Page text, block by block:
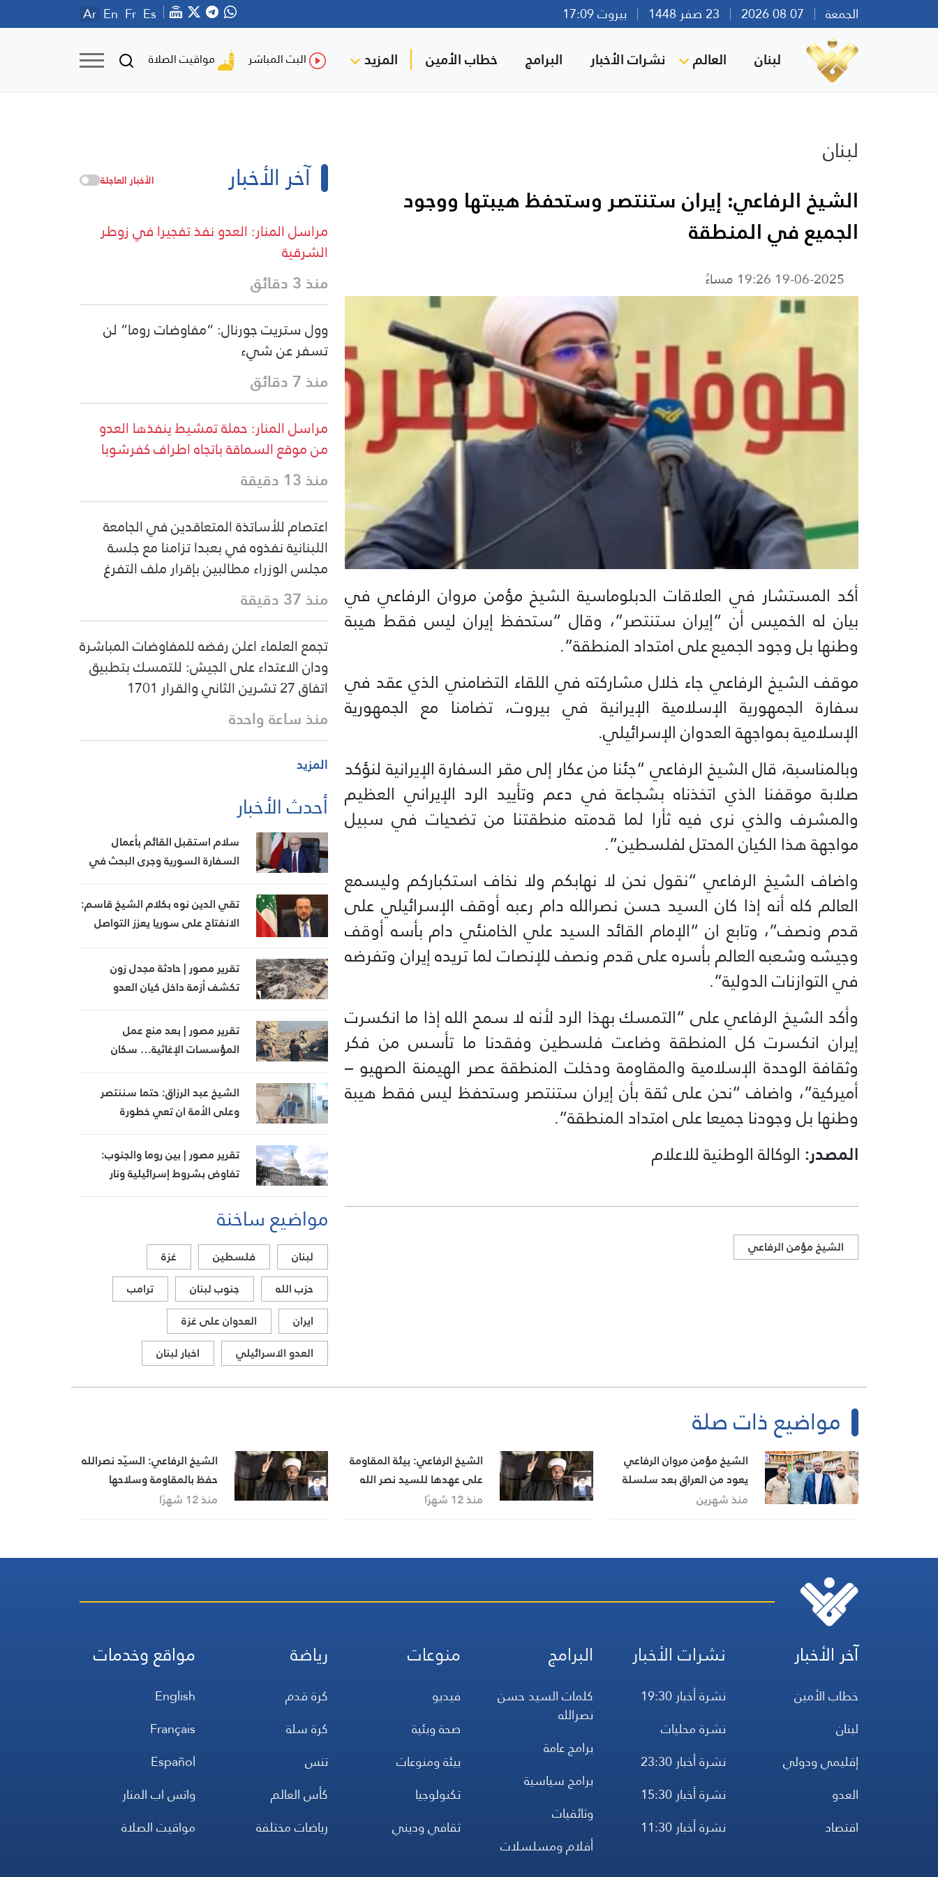
الجمعة بيروت 17:09 Ar En Fr Es
لبنان العالم نشرات الأخبار البرامج خطاب الأمين المزيد البث المباشر مواقيت الصلاة
لبنان
الشيخ الرفاعي: إيران ستنتصر وستحفظ هيبتها ووجود
الجميع في المنطقة
19-06-2025 19:26 مساءً
أكد المستشار في العلاقات الدبلوماسية الشيخ مؤمن مروان الرفاعي في
بيان له الخميس أن “إيران ستنتصر”، وقال “ستحفظ إيران ليس فقط هيبة
وطنها بل وجود الجميع على امتداد المنطقة”.
موقف الشيخ الرفاعي جاء خلال مشاركته في اللقاء التضامني الذي عقد في
سفارة الجمهورية الإسلامية الإيرانية في بيروت، تضامنا مع الجمهورية
الإسلامية بمواجهة العدوان الإسرائيلي.
وبالمناسبة، قال الشيخ الرفاعي “جئنا من عكار إلى مقر السفارة الإيرانية لنؤكد
صلابة موقفنا الذي اتخذناه بشجاعة في دعم وتأييد الرد الإيراني العظيم
والمشرف والذي نرى فيه ثأرا لما قدمته منطقتنا من تضحيات في سبيل
مواجهة هذا الكيان المحتل لفلسطين”.
واضاف الشيخ الرفاعي “نقول نحن لا نهابكم ولا نخاف استكباركم وليسمع
العالم كله أنه إذا كان السيد حسن نصرالله دام رعبه أوقف الإسرائيلي على
قدم ونصف”، وتابع ان “الإمام القائد السيد علي الخامنئي دام بأسه أوقف
وجيشه وشعبه العالم بأسره على قدم ونصف للإنصات لما تريده إيران وتفرضه
في التوازنات الدولية”.
وأكد الشيخ الرفاعي على “التمسك بهذا الرد لأنه لا سمح الله إذا ما انكسرت
إيران انكسرت كل المنطقة وضاعت فلسطين وفقدنا ما تأسس من فكر
وثقافة الوحدة الإسلامية والمقاومة ودخلت المنطقة عصر الهيمنة الصهيو –
أميركية”، واضاف “نحن على ثقة بأن إيران ستنتصر وستحفظ ليس فقط هيبة
وطنها بل وجودنا جميعا على امتداد المنطقة”.
المصدر: الوكالة الوطنية للاعلام
الشيخ مؤمن الرفاعي
آخر الأخبار الأخبار العاجلة
مراسل المنار: العدو نفذ تفجيرا في زوطر
الشرقية
منذ 3 دقائق
وول ستريت جورنال: “مفاوضات روما” لن
تسفر عن شيء
منذ 7 دقائق
مراسل المنار: حملة تمشيط ينفذها العدو
من موقع السماقة باتجاه اطراف كفرشوبا
منذ 13 دقيقة
اعتصام للأساتذة المتعاقدين في الجامعة
اللبنانية نفذوه في بعبدا تزامنا مع جلسة
مجلس الوزراء مطالبين بإقرار ملف التفرغ
منذ 37 دقيقة
تجمع العلماء اعلن رفضه للمفاوضات المباشرة
ودان الاعتداء على الجيش: للتمسك بتطبيق
اتفاق 27 تشرين الثاني والقرار 1701
منذ ساعة واحدة
المزيد
أحدث الأخبار
سلام استقبل القائم بأعمال
السفارة السورية وجرى البحث في
تقي الدين نوه بكلام الشيخ قاسم:
الانفتاح على سوريا يعزز التواصل
تقرير مصور | حادثة مجدل زون
تكشف أزمة داخل كيان العدو
تقرير مصور | بعد منع عمل
المؤسسات الإغاثية… سكان
مصيرهم وحدهم
الشيخ عبد الرزاق: حتما سننتصر
وعلى الأمة ان تعي خطورة
تقرير مصور | بين روما والجنوب:
تفاوض بشروط إسرائيلية ونار
مواضيع ساخنة
لبنان فلسطين
غزة
حزب الله
جنوب لبنان
ترامب
ايران
العدوان على غزة
العدو الاسرائيلي
اخبار لبنان
مواضيع ذات صلة
الشيخ مؤمن مروان الرفاعي
يعود من العراق بعد سلسلة
لقاءات وندوات علمية
منذ شهرين
الشيخ الرفاعي: بيئة المقاومة
على عهدها للسيد نصر الله
منذ 12 شهرًا
الشيخ الرفاعي: السيّد نصرالله
حفظ بالمقاومة وسلاحها
الهوية الوطنية اللبنانية
منذ 12 شهرًا
آخر الأخبار
خطاب الأمين
لبنان
إقليمي ودولي
العدو
اقتصاد
نشرات الأخبار
نشرة أخبار 19:30
نشرة محليات
نشرة أخبار 23:30
نشرة أخبار 15:30
نشرة أخبار 11:30
البرامج
كلمات السيد حسن
نصرالله
برامج عامة
برامج سياسية
وثائقيات
أفلام ومسلسلات
منوعات
فيديو
صحة وبئية
بيئة ومنوعات
تكنولوجيا
ثقافي وديني
رياضة
كرة قدم
كرة سلة
تنس
كأس العالم
رياضات مختلفة
مواقع وخدمات
English
Français
Español
واتس اب المنار
مواقيت الصلاة